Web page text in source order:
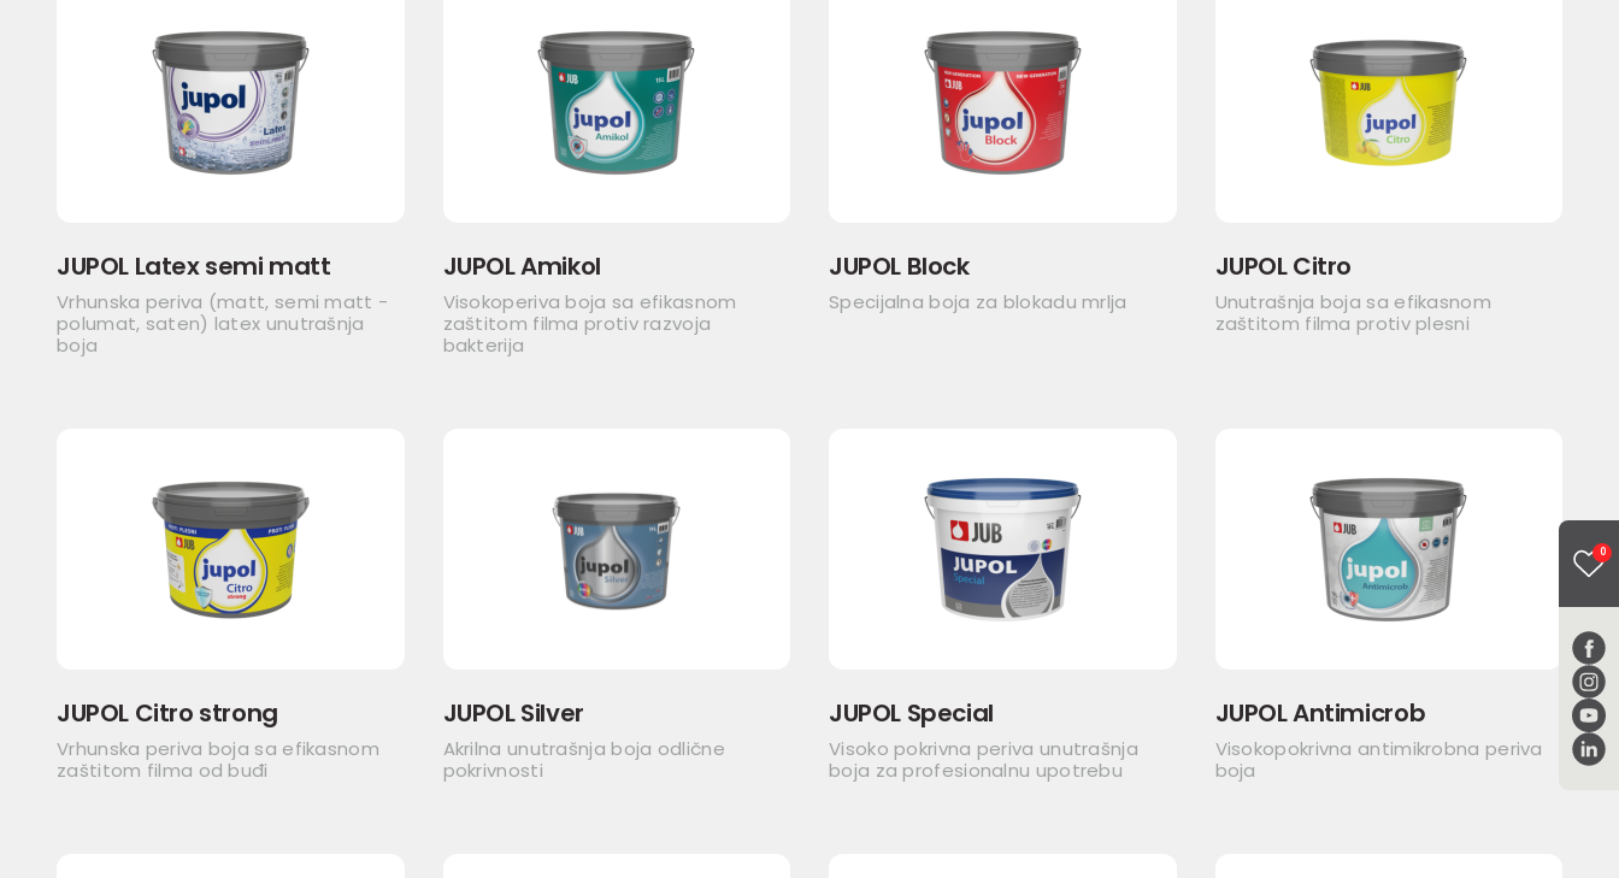
0
JUPOL Latex semi matt
Vrhunska periva (matt, semi matt -
polumat, saten) latex unutrašnja
boja
JUPOL Amikol
Visokoperiva boja sa efikasnom
zaštitom filma protiv razvoja
bakterija
JUPOL Block
Specijalna boja za blokadu mrlja
JUPOL Citro
Unutrašnja boja sa efikasnom
zaštitom filma protiv plesni
JUPOL Citro strong
Vrhunska periva boja sa efikasnom
zaštitom filma od buđi
JUPOL Silver
Akrilna unutrašnja boja odlične
pokrivnosti
JUPOL Special
Visoko pokrivna periva unutrašnja
boja za profesionalnu upotrebu
JUPOL Antimicrob
Visokopokrivna antimikrobna periva
boja